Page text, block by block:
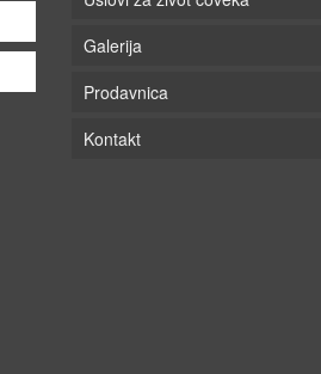
Galerija
Prodavnica
Kontakt